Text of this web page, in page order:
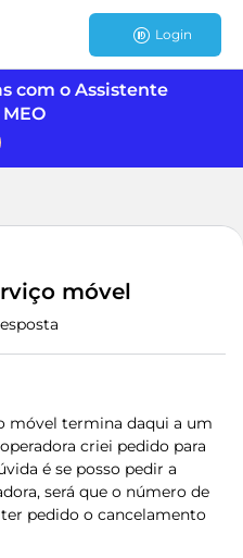
Login
com o Assistente
móvel
móvel termina daqui a um
criei pedido para
é se posso pedir a
será que o número de
pedido o cancelamento